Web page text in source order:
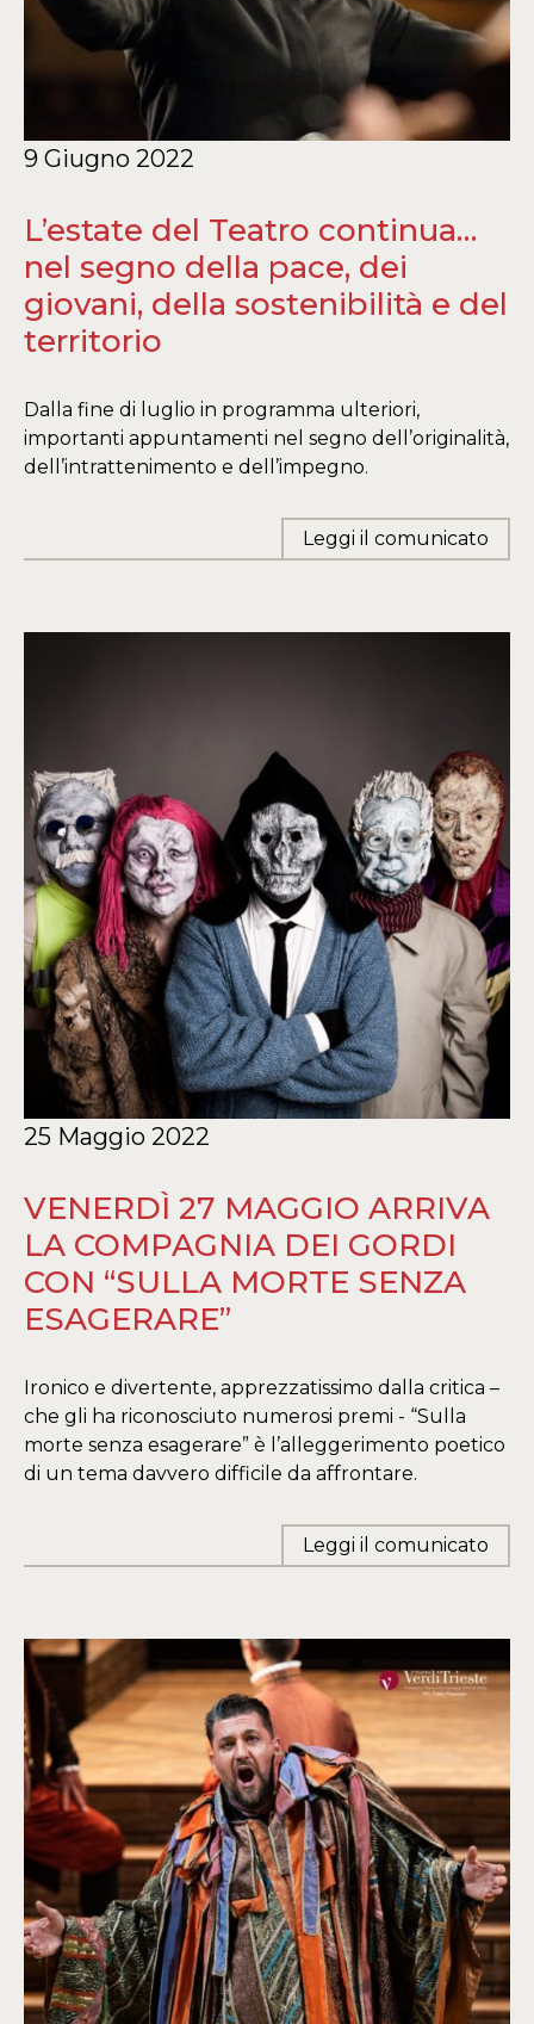
9 Giugno 2022
L’estate del Teatro continua…
nel segno della pace, dei
giovani, della sostenibilità e del
territorio
Dalla fine di luglio in programma ulteriori,
importanti appuntamenti nel segno dell’originalità,
dell’intrattenimento e dell’impegno.
Leggi il comunicato
25 Maggio 2022
VENERDÌ 27 MAGGIO ARRIVA
LA COMPAGNIA DEI GORDI
CON “SULLA MORTE SENZA
ESAGERARE”
Ironico e divertente, apprezzatissimo dalla critica –
che gli ha riconosciuto numerosi premi - “Sulla
morte senza esagerare” è l’alleggerimento poetico
di un tema davvero difficile da affrontare.
Leggi il comunicato